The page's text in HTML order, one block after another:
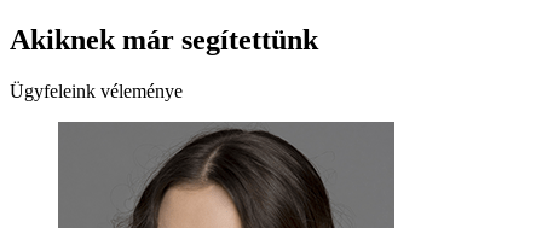
Akiknek már segítettünk
Ügyfeleink véleménye